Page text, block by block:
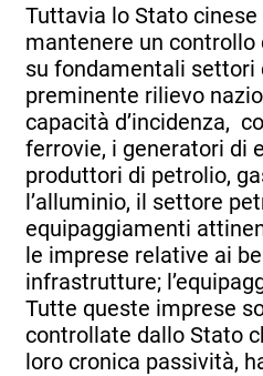
Tuttavia lo Stato
mantenere un
su fondamentali settori
preminente rilievo
capacità d’incidenza,
ferrovie, i generatori di
produttori di petrolio,
l’alluminio, il settore
equipaggiamenti
le imprese relative ai
infrastrutture;
Tutte queste imprese
controllate dallo Stato
loro cronica passività,